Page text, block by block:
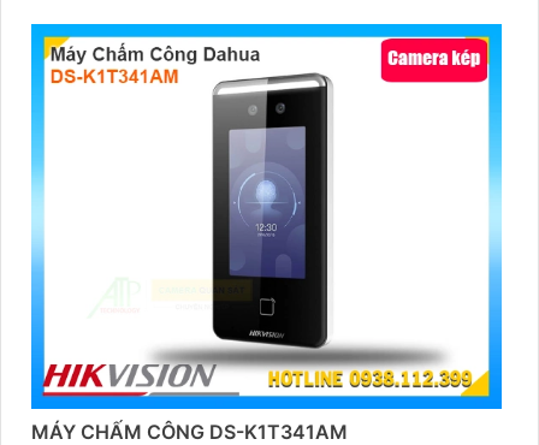
MÁY CHẤM CÔNG DS-K1T341AM